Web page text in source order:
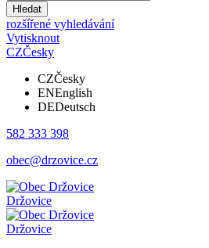
Hledat
rozšířené vyhledávání
Vytisknout
CZČesky
CZČesky
ENEnglish
DEDeutsch
582 333 398
obec@drzovice.cz
Držovice
Držovice